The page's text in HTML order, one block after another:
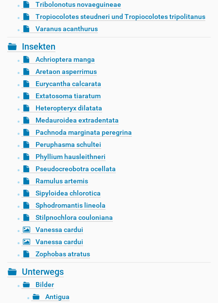
Tribolonotus novaeguineae
Tropiocolotes steudneri und Tropiocolotes tripolitanus
Varanus acanthurus
Insekten
Achrioptera manga
Aretaon asperrimus
Eurycantha calcarata
Extatosoma tiaratum
Heteropteryx dilatata
Medauroidea extradentata
Pachnoda marginata peregrina
Peruphasma schultei
Phyllium hausleithneri
Pseudocreobotra ocellata
Ramulus artemis
Sipyloidea chlorotica
Sphodromantis lineola
Stilpnochlora couloniana
Vanessa cardui
Vanessa cardui
Zophobas atratus
Unterwegs
Bilder
Antigua